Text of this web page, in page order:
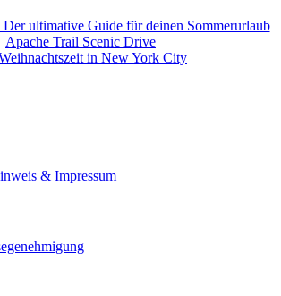
ultimative Guide für deinen Sommerurlaub
Apache Trail Scenic Drive
in New York City
& Impressum